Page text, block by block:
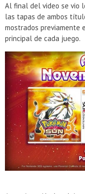
Al final del video se vio
las tapas de ambos
mostrados previamente
principal de cada juego.